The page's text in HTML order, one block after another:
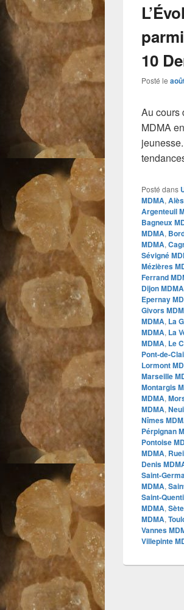
10
Posté le
Au cours
MDMA
Posté dans
MDMA,
Argenteuil
Bagneux
MDMA,
MDMA,
Sévigné
Mézières
Ferrand
Dijon MDMA
Epernay
Givors
MDMA, La
MDMA, La
MDMA, Le
Pont-de-
Lormont
Marseille
Montargis
MDMA,
MDMA,
Nîmes
Pérpignan
Pontoise
MDMA,
Denis
Saint-
MDMA,
Saint-
MDMA,
MDMA,
Vannes
Villepinte